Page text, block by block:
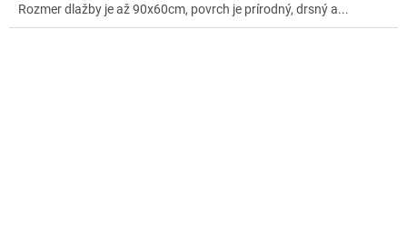
Rozmer dlažby je až 90x60cm, povrch je prírodný, drsný a...